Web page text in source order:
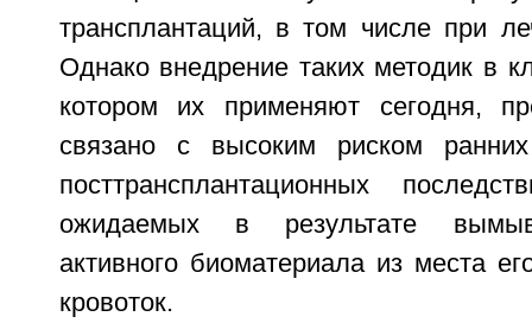
трансплантаций, в том числе при
Однако внедрение таких методик в
котором их применяют сегодня,
связано с высоким риском
посттрансплантационных
ожидаемых в результате
активного биоматериала из места
кровоток.